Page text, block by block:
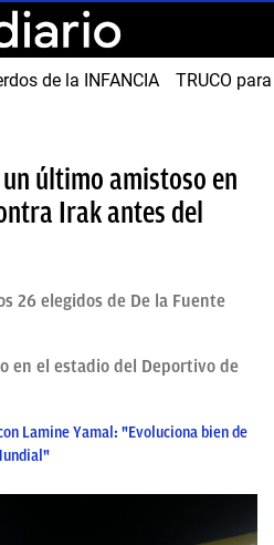
de la INFANCIA TRUCO
último amistoso en
Irak antes del
26 elegidos de De la Fuente
en el estadio del Deportivo de
Lamine Yamal: "Evoluciona bien de